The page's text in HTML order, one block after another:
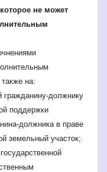
не может
на:
гражданину-должнику
поддержки
должника в праве
земельный участок;